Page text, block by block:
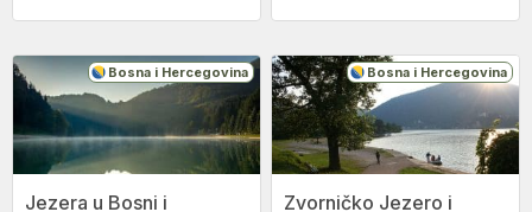
Bosna i Hercegovina
Jezera u Bosni i
Bosna i Hercegovina
Zvorničko Jezero i